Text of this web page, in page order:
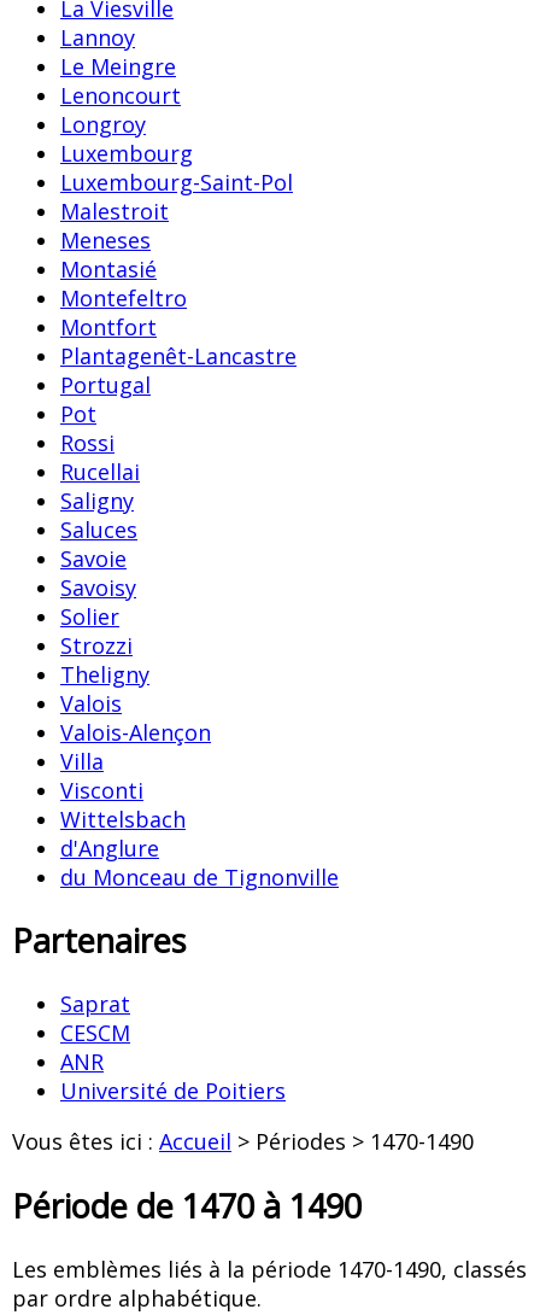
La Viesville
Lannoy
Le Meingre
Lenoncourt
Longroy
Luxembourg
Luxembourg-Saint-Pol
Malestroit
Meneses
Montasié
Montefeltro
Montfort
Plantagenêt-Lancastre
Portugal
Pot
Rossi
Rucellai
Saligny
Saluces
Savoie
Savoisy
Solier
Strozzi
Theligny
Valois
Valois-Alençon
Villa
Visconti
Wittelsbach
d'Anglure
du Monceau de Tignonville
Partenaires
Saprat
CESCM
ANR
Université de Poitiers
Vous êtes ici : Accueil > Périodes > 1470-1490
Période de 1470 à 1490
Les emblèmes liés à la période 1470-1490, classés
par ordre alphabétique.